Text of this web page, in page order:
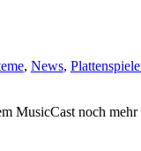
, News,
MusicCast noch